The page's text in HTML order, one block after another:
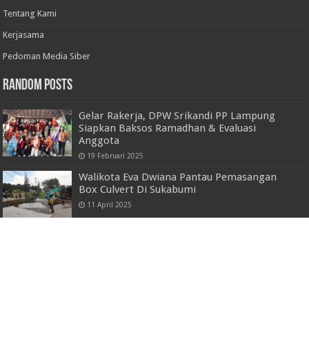
Tentang Kami
Kerjasama
Pedoman Media Siber
Random Posts
Gelar Rakerja, DPW Srikandi PP Lampung
Siapkan Baksos Ramadhan & Evaluasi
Anggota
19 Februari 2025
Walikota Eva Dwiana Pantau Pemasangan
Box Culvert Di Sukabumi
11 April 2025